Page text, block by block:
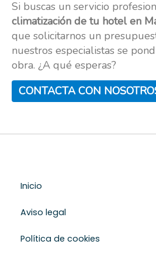
Si buscas un servicio
climatización de tu hotel en
que solicitarnos un
nuestros especialistas se
obra. ¿A qué esperas?
CONTACTA CON
Inicio
Aviso legal
Política de cookies